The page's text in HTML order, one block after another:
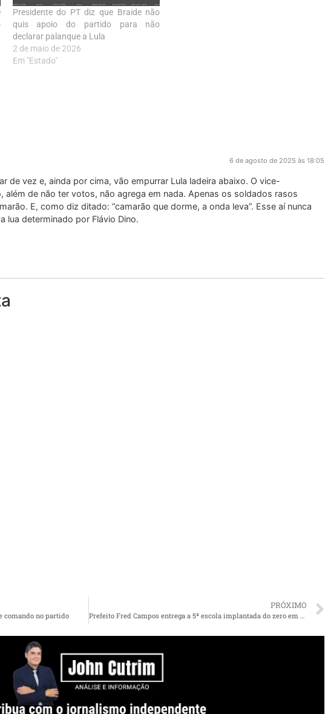
Presidente do PT diz que Braide não
quis apoio do partido para não
declarar palanque a Lula
2 de maio de 2026
Em "Estado"
6 de agosto de 2025 às 18:05
de vez e, ainda por cima, vão empurrar Lula ladeira abaixo. O vice-
além de não ter votos, não agrega em nada. Apenas os soldados rasos
E, como diz ditado: “camarão que dorme, a onda leva”. Esse aí nunca
lua determinado por Flávio Dino.
comando no partido
PRÓXIMO